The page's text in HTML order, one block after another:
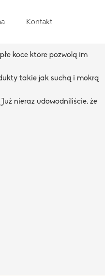
Kontakt
koce które pozwolą im
takie jak suchą i mokrą
nieraz udowodniliście, że